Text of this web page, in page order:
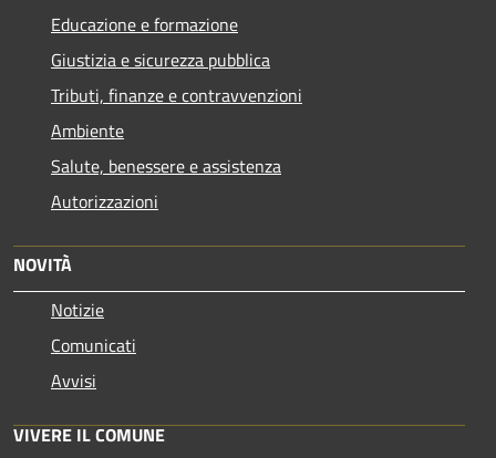
Educazione e formazione
Giustizia e sicurezza pubblica
Tributi, finanze e contravvenzioni
Ambiente
Salute, benessere e assistenza
Autorizzazioni
NOVITÀ
Notizie
Comunicati
Avvisi
VIVERE IL COMUNE